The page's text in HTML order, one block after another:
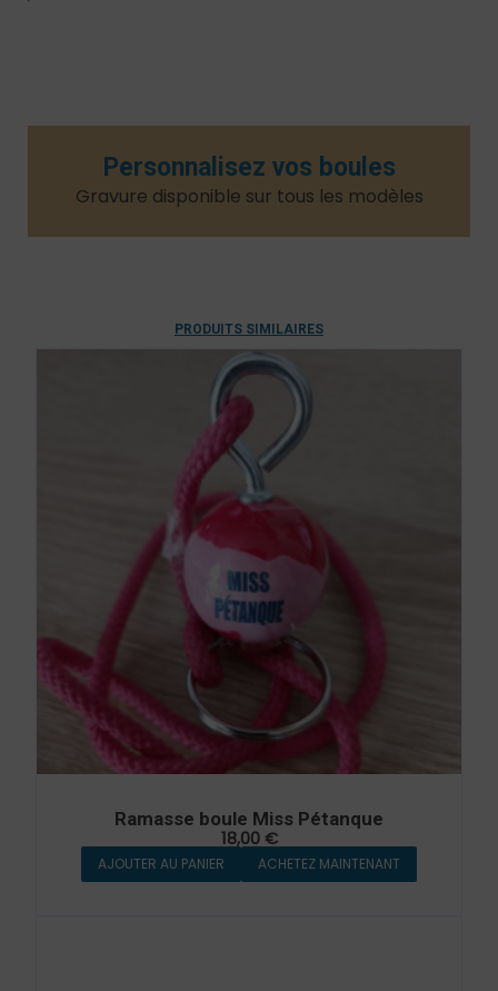
Personnalisez vos boules
Gravure disponible sur tous les modèles​
PRODUITS SIMILAIRES
Ramasse boule Miss Pétanque
18,00€
AJOUTER AU PANIER ACHETEZ MAINTENANT